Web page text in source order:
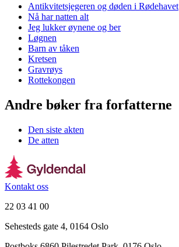
Antikvitetsjegeren og døden i Rødehavet
Nå har natten alt
Jeg lukker øynene og ber
Løgnen
Barn av tåken
Kretsen
Gravrøys
Rottekongen
Andre bøker fra forfatterne
Den siste akten
De atten
Kontakt oss
22 03 41 00
Sehesteds gate 4, 0164 Oslo